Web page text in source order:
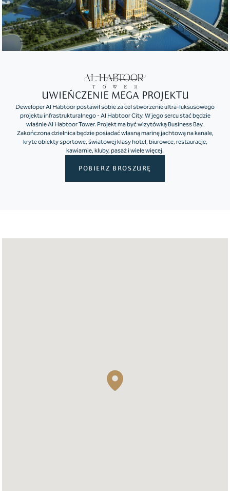
UWIEŃCZENIE MEGA PROJEKTU
Deweloper Al Habtoor postawił sobie za cel stworzenie ultra-luksusowego
projektu infrastrukturalnego - Al Habtoor City. W jego sercu stać będzie
właśnie Al Habtoor Tower. Projekt ma być wizytówką Business Bay.
Zakończona dzielnica będzie posiadać własną marinę jachtową na kanale,
kryte obiekty sportowe, światowej klasy hotel, biurowce, restauracje,
kawiarnie, kluby, pasaż i wiele więcej.
POBIERZ BROSZURĘ